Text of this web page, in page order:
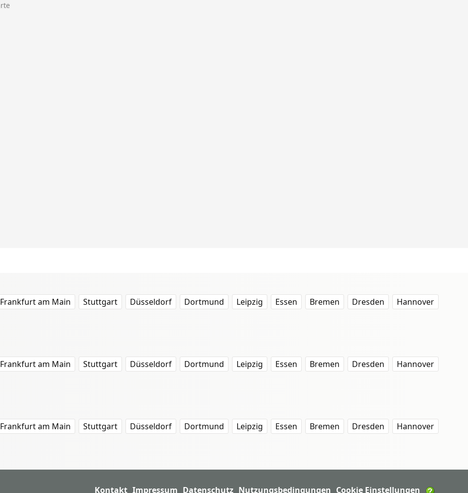
Frankfurt am Main Stuttgart Düsseldorf Dortmund Leipzig Essen Bremen Dresden
Hannover
Frankfurt am Main Stuttgart Düsseldorf Dortmund Leipzig Essen Bremen Dresden
Hannover
Frankfurt am Main Stuttgart Düsseldorf Dortmund Leipzig Essen Bremen Dresden
Hannover
Kontakt Impressum Datenschutz Nutzungsbedingungen Cookie Einstellungen